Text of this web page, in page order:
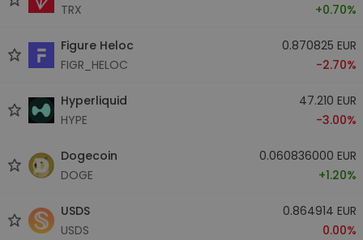
TRX
+0.70%
Figure Heloc
FIGR_HELOC
0.870825 EUR
-2.70%
Hyperliquid
HYPE
47.210 EUR
-3.00%
Dogecoin
DOGE
0.060836000 EUR
+1.20%
USDS
USDS
0.864914 EUR
0.00%